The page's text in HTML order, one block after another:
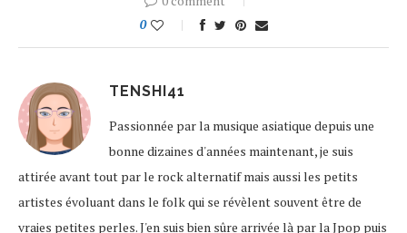
0
TENSHI41
Passionnée par la musique asiatique depuis une
bonne dizaines d'années maintenant, je suis
attirée avant tout par le rock alternatif mais aussi les petits
artistes évoluant dans le folk qui se révèlent souvent être de
vraies petites perles. J'en suis bien sûre arrivée là par la Jpop puis